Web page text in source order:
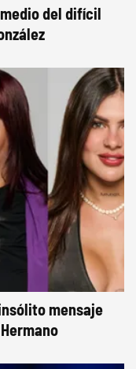
del difícil
mensaje